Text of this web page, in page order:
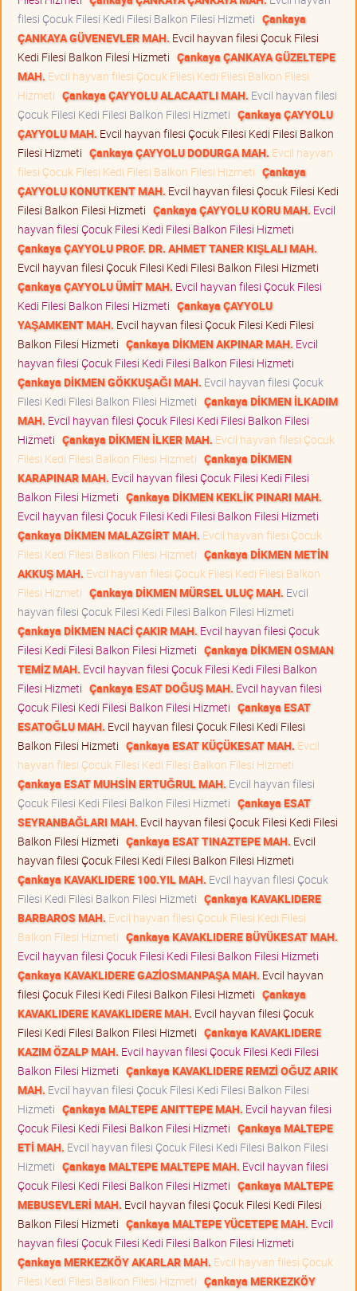
filesi Çocuk Filesi Kedi Filesi Balkon Filesi Hizmeti Çankaya
ÇANKAYA GÜVENEVLER MAH. Evcil hayvan filesi Çocuk Filesi
Kedi Filesi Balkon Filesi Hizmeti Çankaya ÇANKAYA GÜZELTEPE
MAH. Evcil hayvan filesi Çocuk Filesi Kedi Filesi Balkon Filesi
Hizmeti Çankaya ÇAYYOLU ALACAATLI MAH. Evcil hayvan filesi
Çocuk Filesi Kedi Filesi Balkon Filesi Hizmeti Çankaya ÇAYYOLU
ÇAYYOLU MAH. Evcil hayvan filesi Çocuk Filesi Kedi Filesi Balkon
Filesi Hizmeti Çankaya ÇAYYOLU DODURGA MAH. Evcil hayvan
filesi Çocuk Filesi Kedi Filesi Balkon Filesi Hizmeti Çankaya
ÇAYYOLU KONUTKENT MAH. Evcil hayvan filesi Çocuk Filesi Kedi
Filesi Balkon Filesi Hizmeti Çankaya ÇAYYOLU KORU MAH. Evcil
hayvan filesi Çocuk Filesi Kedi Filesi Balkon Filesi Hizmeti
Çankaya ÇAYYOLU PROF. DR. AHMET TANER KIŞLALI MAH.
Evcil hayvan filesi Çocuk Filesi Kedi Filesi Balkon Filesi Hizmeti
Çankaya ÇAYYOLU ÜMİT MAH. Evcil hayvan filesi Çocuk Filesi
Kedi Filesi Balkon Filesi Hizmeti Çankaya ÇAYYOLU
YAŞAMKENT MAH. Evcil hayvan filesi Çocuk Filesi Kedi Filesi
Balkon Filesi Hizmeti Çankaya DİKMEN AKPINAR MAH. Evcil
hayvan filesi Çocuk Filesi Kedi Filesi Balkon Filesi Hizmeti
Çankaya DİKMEN GÖKKUŞAĞI MAH. Evcil hayvan filesi Çocuk
Filesi Kedi Filesi Balkon Filesi Hizmeti Çankaya DİKMEN İLKADIM
MAH. Evcil hayvan filesi Çocuk Filesi Kedi Filesi Balkon Filesi
Hizmeti Çankaya DİKMEN İLKER MAH. Evcil hayvan filesi Çocuk
Filesi Kedi Filesi Balkon Filesi Hizmeti Çankaya DİKMEN
KARAPINAR MAH. Evcil hayvan filesi Çocuk Filesi Kedi Filesi
Balkon Filesi Hizmeti Çankaya DİKMEN KEKLİK PINARI MAH.
Evcil hayvan filesi Çocuk Filesi Kedi Filesi Balkon Filesi Hizmeti
Çankaya DİKMEN MALAZGİRT MAH. Evcil hayvan filesi Çocuk
Filesi Kedi Filesi Balkon Filesi Hizmeti Çankaya DİKMEN METİN
AKKUŞ MAH. Evcil hayvan filesi Çocuk Filesi Kedi Filesi Balkon
Filesi Hizmeti Çankaya DİKMEN MÜRSEL ULUÇ MAH. Evcil
hayvan filesi Çocuk Filesi Kedi Filesi Balkon Filesi Hizmeti
Çankaya DİKMEN NACİ ÇAKIR MAH. Evcil hayvan filesi Çocuk
Filesi Kedi Filesi Balkon Filesi Hizmeti Çankaya DİKMEN OSMAN
TEMİZ MAH. Evcil hayvan filesi Çocuk Filesi Kedi Filesi Balkon
Filesi Hizmeti Çankaya ESAT DOĞUŞ MAH. Evcil hayvan filesi
Çocuk Filesi Kedi Filesi Balkon Filesi Hizmeti Çankaya ESAT
ESATOĞLU MAH. Evcil hayvan filesi Çocuk Filesi Kedi Filesi
Balkon Filesi Hizmeti Çankaya ESAT KÜÇÜKESAT MAH. Evcil
hayvan filesi Çocuk Filesi Kedi Filesi Balkon Filesi Hizmeti
Çankaya ESAT MUHSİN ERTUĞRUL MAH. Evcil hayvan filesi
Çocuk Filesi Kedi Filesi Balkon Filesi Hizmeti Çankaya ESAT
SEYRANBAĞLARI MAH. Evcil hayvan filesi Çocuk Filesi Kedi Filesi
Balkon Filesi Hizmeti Çankaya ESAT TINAZTEPE MAH. Evcil
hayvan filesi Çocuk Filesi Kedi Filesi Balkon Filesi Hizmeti
Çankaya KAVAKLIDERE 100.YIL MAH. Evcil hayvan filesi Çocuk
Filesi Kedi Filesi Balkon Filesi Hizmeti Çankaya KAVAKLIDERE
BARBAROS MAH. Evcil hayvan filesi Çocuk Filesi Kedi Filesi
Balkon Filesi Hizmeti Çankaya KAVAKLIDERE BÜYÜKESAT MAH.
Evcil hayvan filesi Çocuk Filesi Kedi Filesi Balkon Filesi Hizmeti
Çankaya KAVAKLIDERE GAZİOSMANPAŞA MAH. Evcil hayvan
filesi Çocuk Filesi Kedi Filesi Balkon Filesi Hizmeti Çankaya
KAVAKLIDERE KAVAKLIDERE MAH. Evcil hayvan filesi Çocuk
Filesi Kedi Filesi Balkon Filesi Hizmeti Çankaya KAVAKLIDERE
KAZIM ÖZALP MAH. Evcil hayvan filesi Çocuk Filesi Kedi Filesi
Balkon Filesi Hizmeti Çankaya KAVAKLIDERE REMZİ OĞUZ ARIK
MAH. Evcil hayvan filesi Çocuk Filesi Kedi Filesi Balkon Filesi
Hizmeti Çankaya MALTEPE ANITTEPE MAH. Evcil hayvan filesi
Çocuk Filesi Kedi Filesi Balkon Filesi Hizmeti Çankaya MALTEPE
ETİ MAH. Evcil hayvan filesi Çocuk Filesi Kedi Filesi Balkon Filesi
Hizmeti Çankaya MALTEPE MALTEPE MAH. Evcil hayvan filesi
Çocuk Filesi Kedi Filesi Balkon Filesi Hizmeti Çankaya MALTEPE
MEBUSEVLERİ MAH. Evcil hayvan filesi Çocuk Filesi Kedi Filesi
Balkon Filesi Hizmeti Çankaya MALTEPE YÜCETEPE MAH. Evcil
hayvan filesi Çocuk Filesi Kedi Filesi Balkon Filesi Hizmeti
Çankaya MERKEZKÖY AKARLAR MAH. Evcil hayvan filesi Çocuk
Filesi Kedi Filesi Balkon Filesi Hizmeti Çankaya MERKEZKÖY